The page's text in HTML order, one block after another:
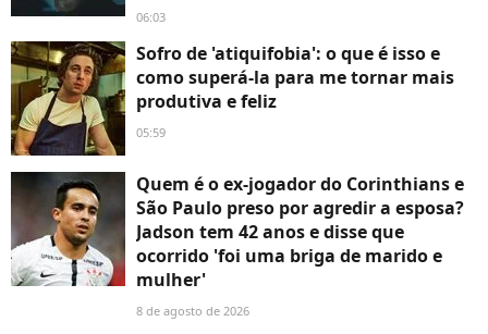
06:03
Sofro de 'atiquifobia': o que é isso e
como superá-la para me tornar mais
produtiva e feliz
05:59
Quem é o ex-jogador do Corinthians e
São Paulo preso por agredir a esposa?
Jadson tem 42 anos e disse que
ocorrido 'foi uma briga de marido e
mulher'
8 de agosto de 2026